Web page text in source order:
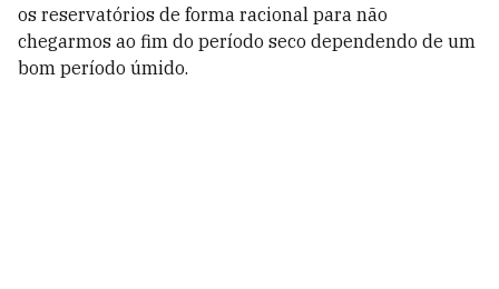
os reservatórios de forma racional para não
chegarmos ao fim do período seco dependendo de um
bom período úmido.